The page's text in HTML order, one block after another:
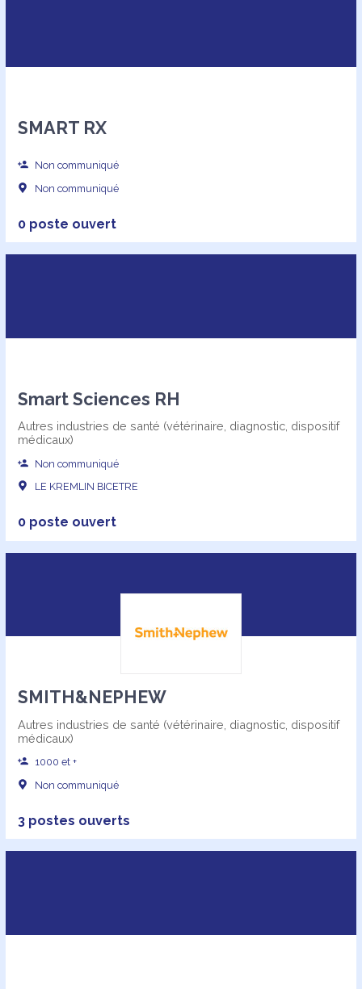
SMART RX
Non communiqué
Non communiqué
0 poste ouvert
Smart Sciences RH
Autres industries de santé (vétérinaire, diagnostic, dispositif
médicaux)
Non communiqué
LE KREMLIN BICETRE
0 poste ouvert
SMITH&NEPHEW
Autres industries de santé (vétérinaire, diagnostic, dispositif
médicaux)
1000 et +
Non communiqué
3 postes ouverts